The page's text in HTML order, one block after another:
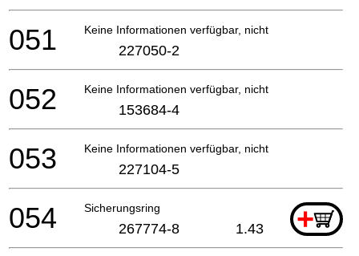
Keine Informationen verfügbar, nicht bestellbar
051 227050-2
Keine Informationen verfügbar, nicht bestellbar
052 153684-4
Keine Informationen verfügbar, nicht bestellbar
053 227104-5
Sicherungsring +
054 267774-8 1.43